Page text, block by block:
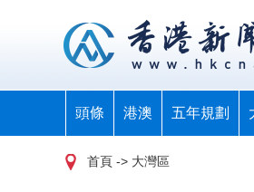
頭條 港澳 五年規劃
首頁 -> 大灣區